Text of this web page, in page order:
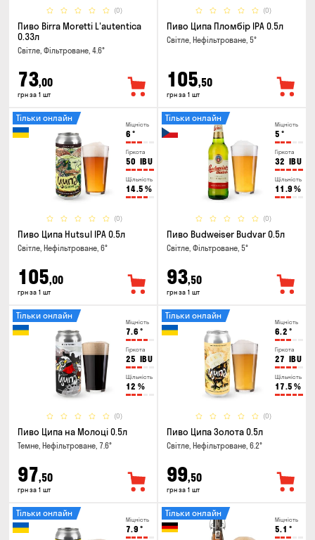
(0)
Пиво Birra Moretti L'autentica
0.33л
Світле, Фільтроване, 4.6°
73,00
грн за 1 шт
(0)
Пиво Ципа Пломбір IPA 0.5л
Світле, Нефільтроване, 5°
105,50
грн за 1 шт
Міцність
6 °
Гіркота
50 IBU
Щільність
14.5 %
(0)
Тільки онлайн
Пиво Ципа Hutsul IPA 0.5л
Світле, Нефільтроване, 6°
105,00
грн за 1 шт
Міцність
5 °
Гіркота
32 IBU
Щільність
11.9 %
(0)
Тільки онлайн
Пиво Budweiser Budvar 0.5л
Світле, Фільтроване, 5°
93,50
грн за 1 шт
Міцність
7.6 °
Гіркота
25 IBU
Щільність
12 %
(0)
Тільки онлайн
Пиво Ципа на Молоці 0.5л
Темне, Нефільтроване, 7.6°
97,50
грн за 1 шт
Міцність
6.2 °
Гіркота
27 IBU
Щільність
17.5 %
(0)
Тільки онлайн
Пиво Ципа Золота 0.5л
Світле, Нефільтроване, 6.2°
99,50
грн за 1 шт
Міцність
7.9 °
Тільки онлайн
Міцність
5.1 °
Тільки онлайн